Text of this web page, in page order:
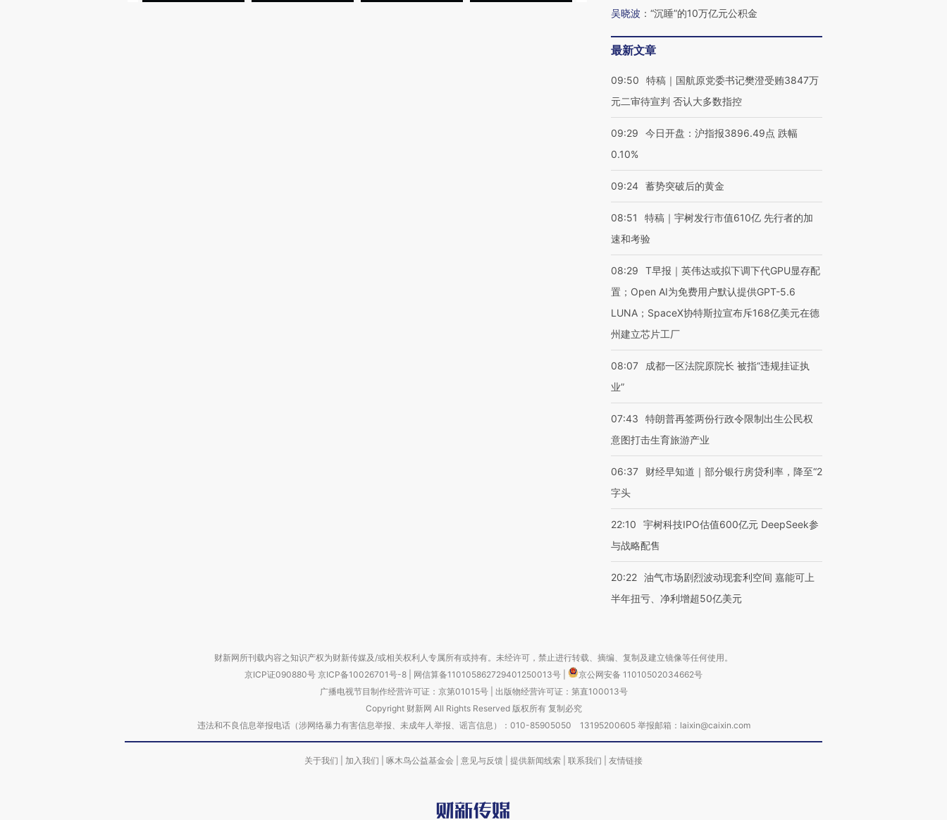
吴晓波 ： “沉睡”的10万亿元公积金
最新文章
09:50
特稿｜国航原党委书记樊澄受贿3847万
元二审待宣判 否认大多数指控
09:29
今日开盘：沪指报3896.49点 跌幅
0.10%
09:24 蓄势突破后的黄金
08:51
特稿｜宇树发行市值610亿 先行者的加
速和考验
08:29
T早报｜英伟达或拟下调下代GPU显存配
置；Open AI为免费用户默认提供GPT-5.6
LUNA；SpaceX协特斯拉宣布斥168亿美元在德
州建立芯片工厂
08:07
成都一区法院原院长 被指“违规挂证执
业”
07:43
特朗普再签两份行政令限制出生公民权
意图打击生育旅游产业
06:37
财经早知道｜部分银行房贷利率，降至“2
字头
22:10
宇树科技IPO估值600亿元 DeepSeek参
与战略配售
20:22 油气市场剧烈波动现套利空间 嘉能可上
半年扭亏、净利增超50亿美元
财新网所刊载内容之知识产权为财新传媒及/或相关权利人专属所有或持有。未经许可，禁止进行转载、摘编、复制及建立镜像等任何使用。
京ICP证090880号 京ICP备10026701号-8 网信算备110105862729401250013号
京公网安备 11010502034662号
广播电视节目制作经营许可证：京第01015号| 出版物经营许可证：第直100013号
Copyright 财新网 All Rights Reserved 版权所有 复制必究
违法和不良信息举报电话（涉网络暴力有害信息举报、未成年人举报、谣言信息）：010-85905050 13195200605 举报邮箱：laixin@caixin.com
关于我们 加入我们 啄木鸟公益基金会 意见与反馈 提供新闻线索 联系我们 友情链接